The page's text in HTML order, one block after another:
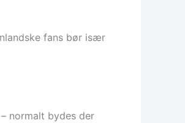
fans bør især
normalt bydes der